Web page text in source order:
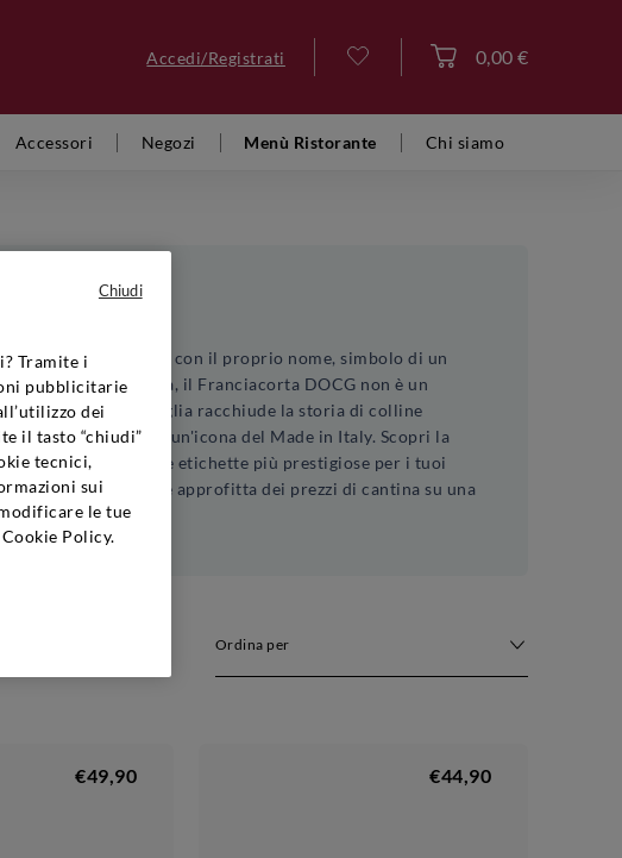
Accedi/Registrati 0,00 €
Accessori Negozi Menù Ristorante Chi siamo
che si definisce con il proprio nome, simbolo di un
della Lombardia, il Franciacorta DOCG non è un
assoluta. Ogni bottiglia racchiude la storia di colline
reso questo vino un'icona del Made in Italy. Scopri la
di classe alle etichette più prestigiose per i tuoi
enoteca online e approfitta dei prezzi di cantina su una
Ordina per
€49,90 €44,90
Tramite i
pubblicitarie
dei
il tasto “chiudi”
tecnici,
sui
le tue
Policy.
Chiudi